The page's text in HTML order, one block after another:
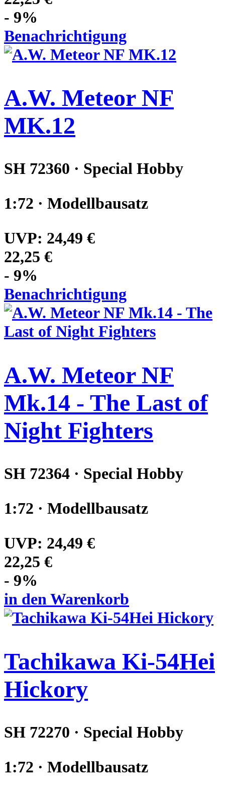
- 9%
Benachrichtigung
A.W. Meteor NF
MK.12
SH 72360 · Special Hobby
1:72 · Modellbausatz
UVP: 24,49 €
22,25 €
- 9%
Benachrichtigung
A.W. Meteor NF
Mk.14 - The Last of
Night Fighters
SH 72364 · Special Hobby
1:72 · Modellbausatz
UVP: 24,49 €
22,25 €
- 9%
in den Warenkorb
Tachikawa Ki-54Hei
Hickory
SH 72270 · Special Hobby
1:72 · Modellbausatz